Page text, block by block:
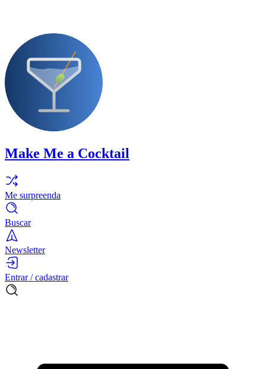
Make Me a Cocktail
Me surpreenda
Buscar
Newsletter
Entrar / cadastrar